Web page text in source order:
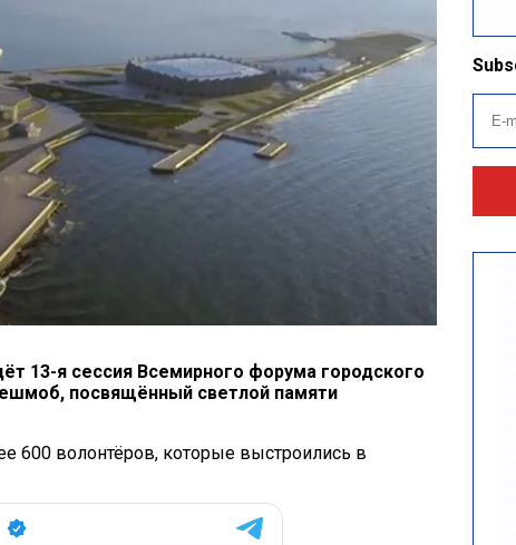
13-я сессия Всемирного форума городского
посвящённый светлой памяти
600 волонтёров, которые выстроились в